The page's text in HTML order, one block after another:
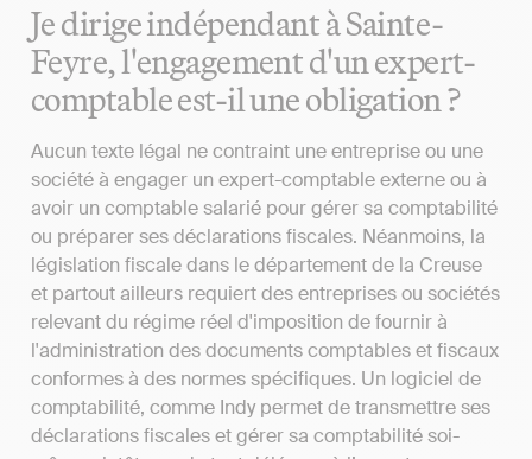
Je dirige indépendant à Sainte-
Feyre, l'engagement d'un expert-
comptable est-il une obligation ?
Aucun texte légal ne contraint une entreprise ou une
société à engager un expert-comptable externe ou à
avoir un comptable salarié pour gérer sa comptabilité
ou préparer ses déclarations fiscales. Néanmoins, la
législation fiscale dans le département de la Creuse
et partout ailleurs requiert des entreprises ou sociétés
relevant du régime réel d'imposition de fournir à
l'administration des documents comptables et fiscaux
conformes à des normes spécifiques. Un logiciel de
comptabilité, comme Indy permet de transmettre ses
déclarations fiscales et gérer sa comptabilité soi-